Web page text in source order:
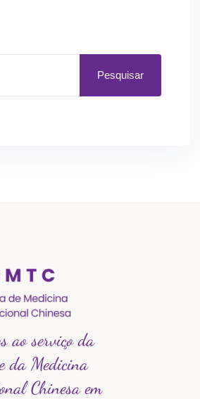
Pesquisar
ao serviço da
da Medicina
Chinesa em